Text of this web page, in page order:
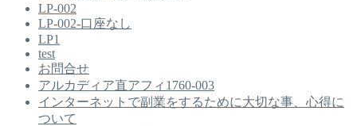
LP-002
LP-002-口座なし
LP1
test
お問合せ
アルカディア直アフィ1760-003
インターネットで副業をするために大切な事、心得に
ついて